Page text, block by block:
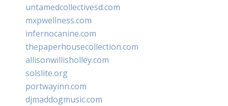
untamedcollectivesd.com
mxpwellness.com
infernocanine.com
thepaperhousecollection.com
allisonwillisholley.com
solslite.org
portwayinn.com
djmaddogmusic.com